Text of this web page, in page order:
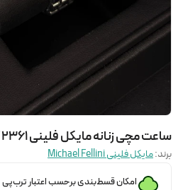
ساعت مچی زنانه مایکل فلینی MF 2361
برند:مایکل فلینی Michael Fellini
امکان قسط‌بندی برحسب اعتبار ترب‌پی